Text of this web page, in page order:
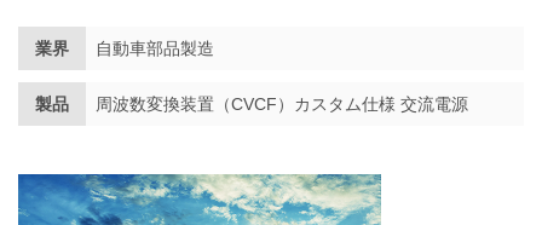
業界 自動車部品製造
製品 周波数変換装置（CVCF）カスタム仕様 交流電源